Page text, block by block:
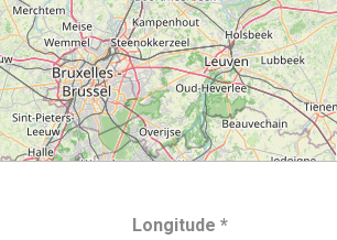
Longitude *